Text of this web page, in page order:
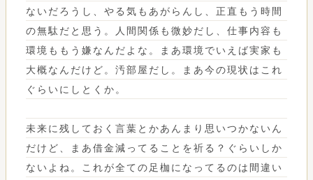
ないだろうし、やる気もあがらんし、正直もう時間
の無駄だと思う。人間関係も微妙だし、仕事内容も
環境ももう嫌なんだよな。まあ環境でいえば実家も
大概なんだけど。汚部屋だし。まあ今の現状はこれ
ぐらいにしとくか。
未来に残しておく言葉とかあんまり思いつかないん
だけど、まあ借金減ってることを祈る？ぐらいしか
ないよね。これが全ての足枷になってるのは間違い